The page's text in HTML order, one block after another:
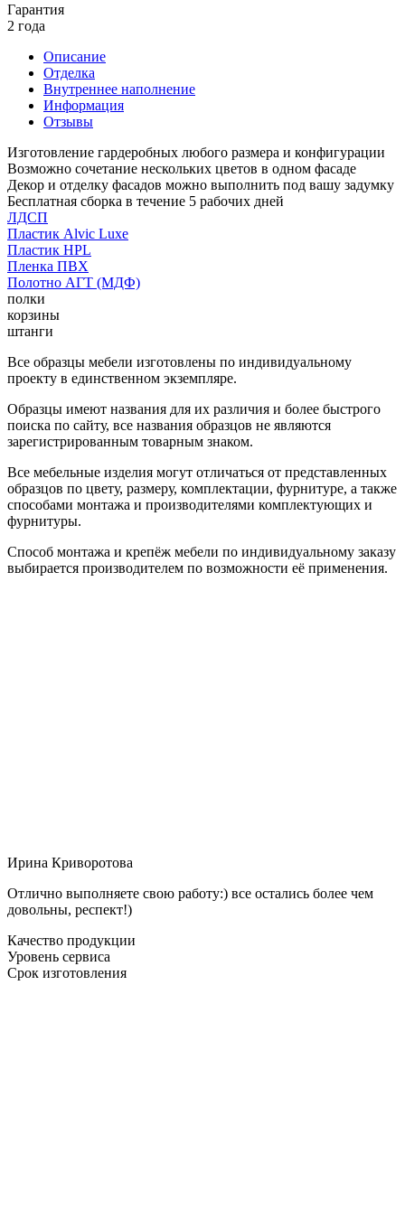
Гарантия
2 года
Описание
Отделка
Внутреннее наполнение
Информация
Отзывы
Изготовление гардеробных любого размера и конфигурации
Возможно сочетание нескольких цветов в одном фасаде
Декор и отделку фасадов можно выполнить под вашу задумку
Бесплатная сборка в течение 5 рабочих дней
ЛДСП
Пластик Alvic Luxe
Пластик HPL
Пленка ПВХ
Полотно АГТ (МДФ)
полки
корзины
штанги
Все образцы мебели изготовлены по индивидуальному
проекту в единственном экземпляре.
Образцы имеют названия для их различия и более быстрого
поиска по сайту, все названия образцов не являются
зарегистрированным товарным знаком.
Все мебельные изделия могут отличаться от представленных
образцов по цвету, размеру, комплектации, фурнитуре, а также
способами монтажа и производителями комплектующих и
фурнитуры.
Способ монтажа и крепёж мебели по индивидуальному заказу
выбирается производителем по возможности её применения.
Ирина Криворотова
Отлично выполняете свою работу:) все остались более чем
довольны, респект!)
Качество продукции
Уровень сервиса
Срок изготовления